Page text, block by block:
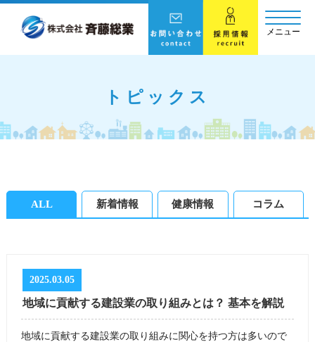
メニュー
トピックス
ALL 新着情報 健康情報 コラム
2025.03.05
地域に貢献する建設業の取り組みとは？ 基本を解説
地域に貢献する建設業の取り組みに関心を持つ方は多いので